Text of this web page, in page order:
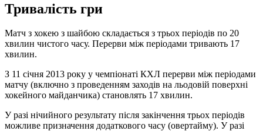
Тривалість гри
Матч з хокею з шайбою складається з трьох періодів по 20
хвилин чистого часу. Перерви між періодами тривають 17
хвилин.
З 11 січня 2013 року у чемпіонаті КХЛ перерви між періодами
матчу (включно з проведенням заходів на льодовій поверхні
хокейного майданчика) становлять 17 хвилин.
У разі нічийного результату після закінчення трьох періодів
можливе призначення додаткового часу (овертайму). У разі